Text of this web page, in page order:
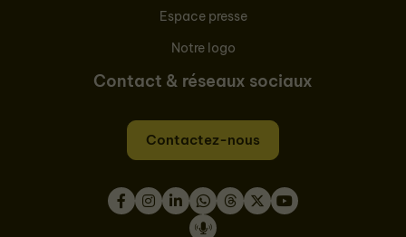
Espace presse
Notre logo
Contact & réseaux sociaux
Contactez-nous
Instagram
LinkedInWhatsApp